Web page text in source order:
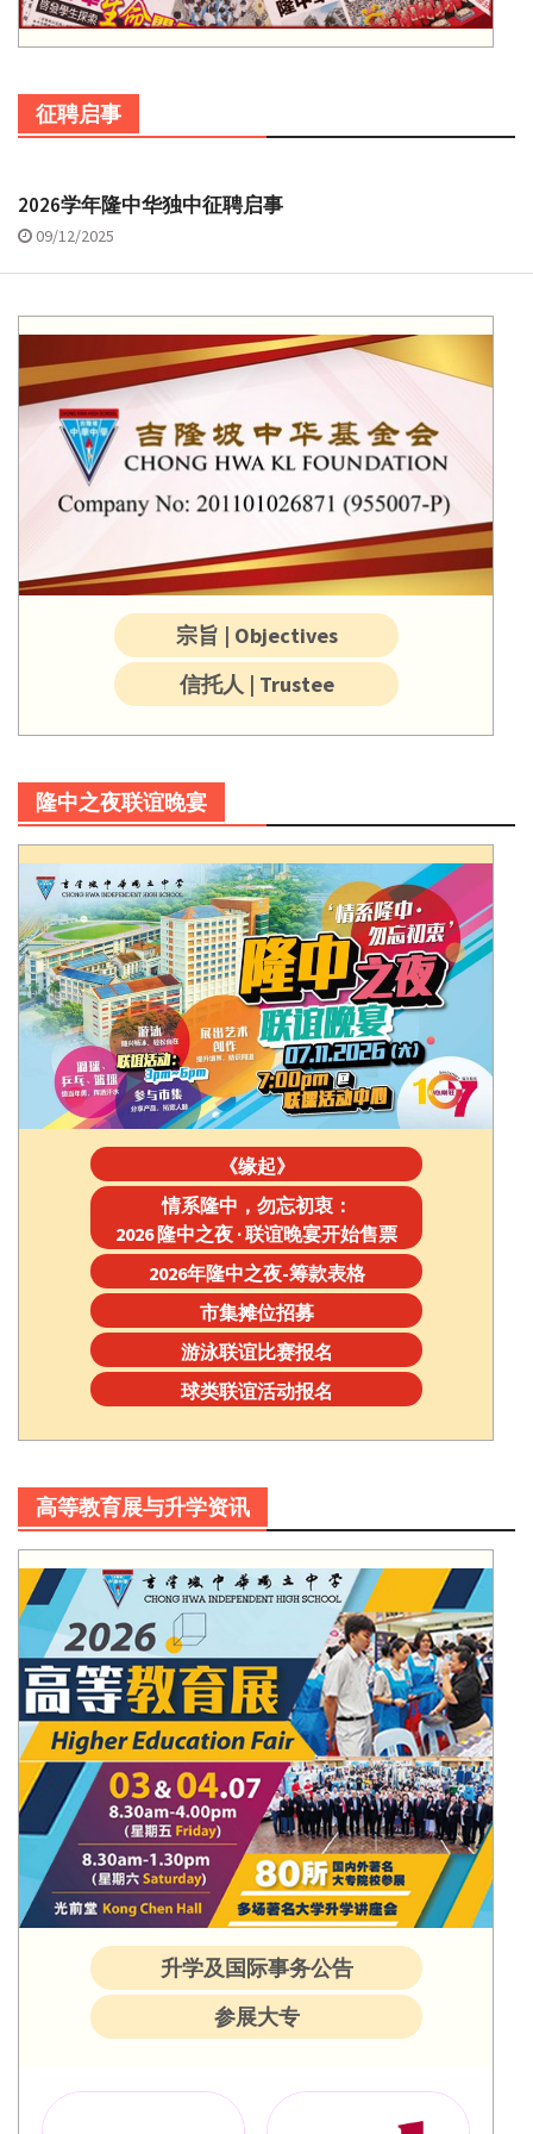
征聘启事
2026学年隆中华独中征聘启事
09/12/2025
宗旨 | Objectives
信托人 | Trustee
隆中之夜联谊晚宴
《缘起》
情系隆中，勿忘初衷：
2026 隆中之夜 · 联谊晚宴开始售票
2026年隆中之夜-筹款表格
市集摊位招募
游泳联谊比赛报名
球类联谊活动报名
高等教育展与升学资讯
升学及国际事务公告
参展大专